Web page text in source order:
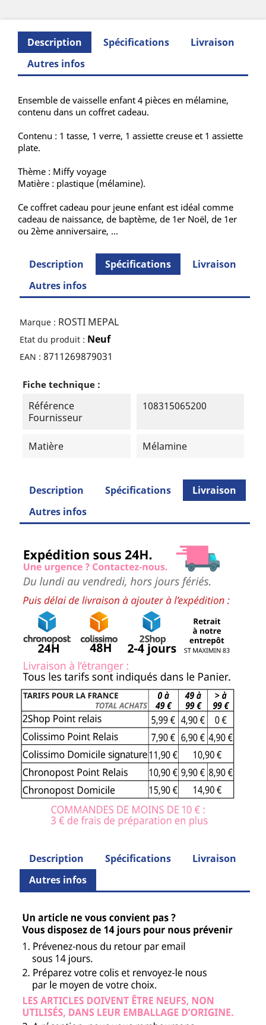
Description Spécifications
Livraison
Autres infos
Ensemble de vaisselle enfant 4 pièces en mélamine,
contenu dans un coffret cadeau.
Contenu : 1 tasse, 1 verre, 1 assiette creuse et 1 assiette
plate.
Thème : Miffy voyage
Matière : plastique (mélamine).
Ce coffret cadeau pour jeune enfant est idéal comme
cadeau de naissance, de baptème, de 1er Noël, de 1er
ou 2ème anniversaire, ...
Description Spécifications
Livraison
Autres infos
Marque : ROSTI MEPAL
Etat du produit : Neuf
EAN : 8711269879031
Fiche technique :
Référence
Fournisseur
108315065200
Matière Mélamine
Description Spécifications
Livraison
Autres infos
Description Spécifications
Livraison
Autres infos